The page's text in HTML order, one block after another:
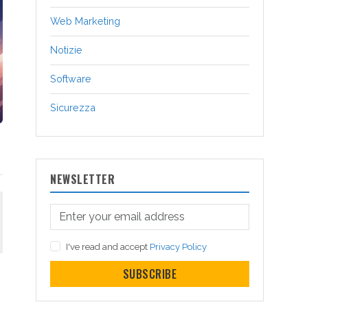
Web Marketing
Notizie
Software
Sicurezza
NEWSLETTER
I've read and accept Privacy Policy
SUBSCRIBE